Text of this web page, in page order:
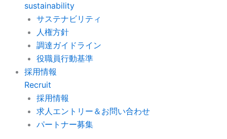
sustainability
サステナビリティ
人権方針
調達ガイドライン
役職員行動基準
採用情報
Recruit
採用情報
求人エントリー＆お問い合わせ
パートナー募集